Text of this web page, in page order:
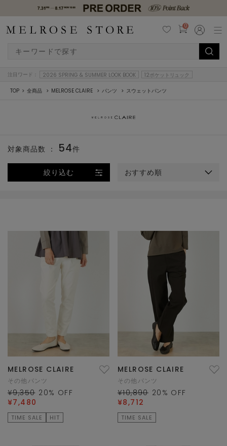
0
注目ワード： 2026 SPRING & SUMMER LOOK BOOK 12ポケットリュック
TOP 全商品 MELROSE CLAIRE パンツ スウェットパンツ
絞り込む おすすめ順
対象商品数 ： 54件
MELROSE CLAIRE
その他パンツ
¥9,350 20% OFF
¥7,480
TIME SALE HIT
MELROSE CLAIRE
その他パンツ
¥10,890 20 % OFF
¥8,712
TIME SALE